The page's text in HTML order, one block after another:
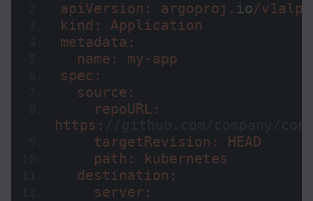
apiVersion: argoproj. io/
kind: Application
metadata:
  name: my-app
spec:
  source:
    repoURL:
https:
    targetRevision: HEAD
    path: kubernetes
  destination:
    server: